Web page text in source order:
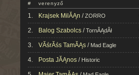
# verenyző
1. Krajsek MilĂĄn /ZORRO
2. Balog Szabolcs /TornĂĄdĂł
3. VĂśrĂśs TamĂĄs / Mad Eagle
4. Posta JĂĄnos / Historic